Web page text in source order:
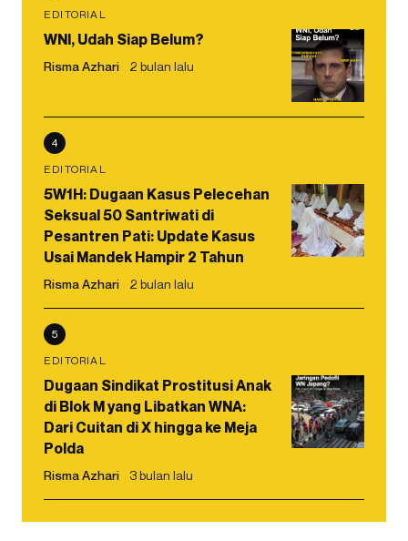
EDITORIAL
WNI, Udah Siap Belum?
Risma Azhari 2 bulan lalu
4
EDITORIAL
5W1H: Dugaan Kasus Pelecehan
Seksual 50 Santriwati di
Pesantren Pati: Update Kasus
Usai Mandek Hampir 2 Tahun
Risma Azhari 2 bulan lalu
5
EDITORIAL
Dugaan Sindikat Prostitusi Anak
di Blok M yang Libatkan WNA:
Dari Cuitan di X hingga ke Meja
Polda
Risma Azhari 3 bulan lalu